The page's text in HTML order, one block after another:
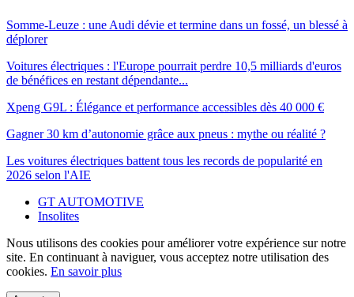
Somme-Leuze : une Audi dévie et termine dans un fossé, un blessé à
déplorer
Voitures électriques : l'Europe pourrait perdre 10,5 milliards d'euros
de bénéfices en restant dépendante...
Xpeng G9L : Élégance et performance accessibles dès 40 000 €
Gagner 30 km d’autonomie grâce aux pneus : mythe ou réalité ?
Les voitures électriques battent tous les records de popularité en
2026 selon l'AIE
GT AUTOMOTIVE
Insolites
Nous utilisons des cookies pour améliorer votre expérience sur notre
site. En continuant à naviguer, vous acceptez notre utilisation des
cookies. En savoir plus